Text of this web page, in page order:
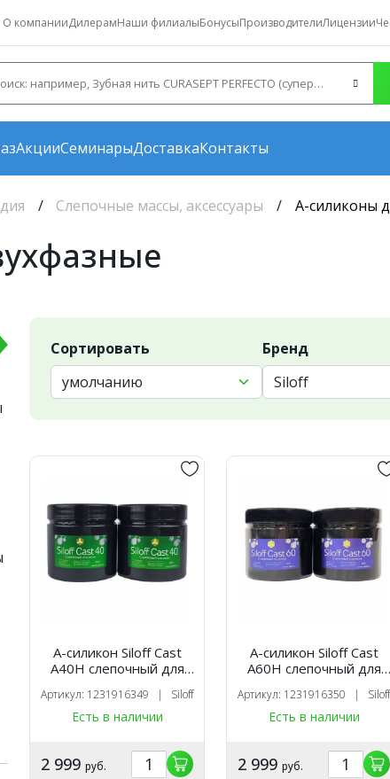
О компанииДилерамНаши филиалыБонусыПроизводителиЛицензии
АкцииСеминарыДоставкаКонтакты
Слепочные массы, аксессуары А-силиконы
Сортировать
Бренд
А-силикон Siloff Cast
A40H слепочный для
зеленый, (база 0.5 кг +
катализатор 0.5 кг)
Артикул: 1231916349 | Siloff
Есть в наличии
2 999 руб.
А-силикон Siloff Cast
A60H слепочный для
(база 0.5 кг +
катализатор 0.5 кг)
Артикул: 1231916350 | Siloff
Есть в наличии
2 999 руб.